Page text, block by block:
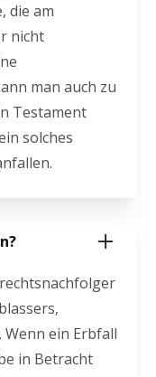
die am
nicht
man auch zu
Testament
solches
Wenn ein Erbfall
in Betracht